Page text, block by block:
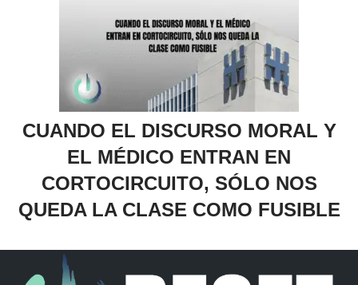
CUANDO EL DISCURSO MORAL Y
EL MÉDICO ENTRAN EN
CORTOCIRCUITO, SÓLO NOS
QUEDA LA CLASE COMO FUSIBLE